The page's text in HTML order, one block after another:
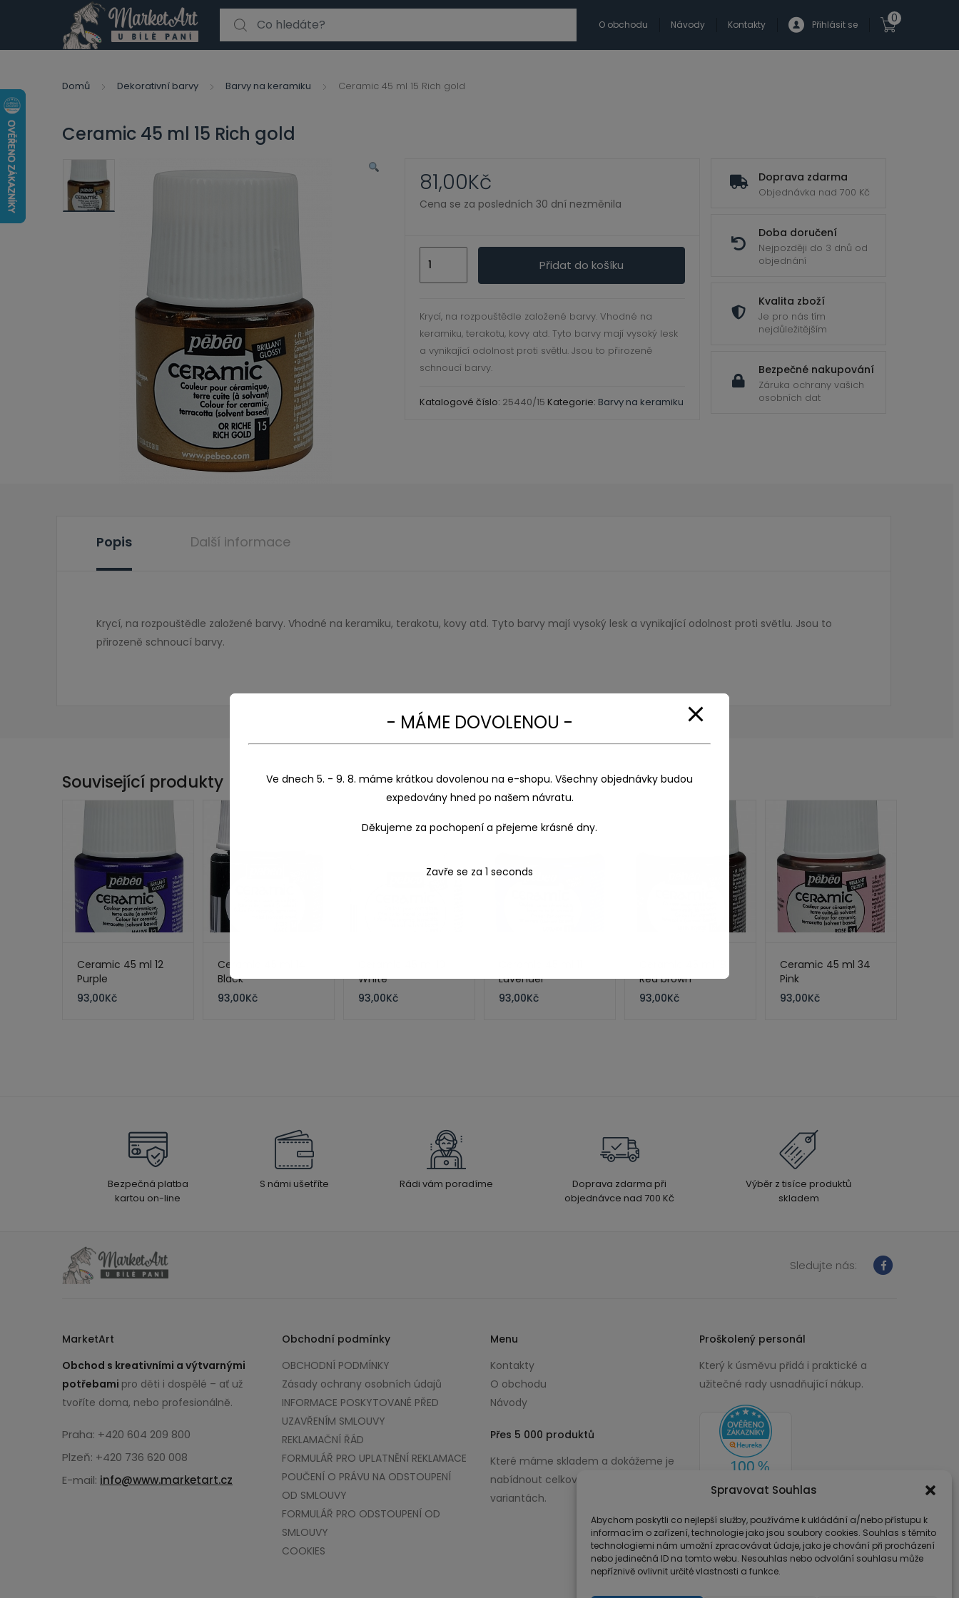
Spravovat Souhlas
Abychom poskytli co nejlepší služby, používáme k ukládání a/nebo přístupu k
informacím o zařízení, technologie jako jsou soubory cookies. Souhlas s těmito
technologiemi nám umožní zpracovávat údaje, jako je chování při procházení
nebo jedinečná ID na tomto webu. Nesouhlas nebo odvolání souhlasu může
nepříznivě ovlivnit určité vlastnosti a funkce.
Search for:
O obchodu Návody Kontakty Přihlásit se 0
Domů Dekorativní barvy Barvy na keramiku Ceramic 45 ml 15 Rich gold
Ceramic 45 ml 15 Rich gold
Doprava zdarma
Objednávka nad 700 Kč
Doba doručení
Nejpozději do 3 dnů od
objednání
Kvalita zboží
Je pro nás tím
nejdůležitějším
Bezpečné nakupování
Záruka ochrany vašich
osobních dat
81,00Kč
Cena se za posledních 30 dní nezměnila
15
Rich
gold
množství
Přidat do košíku
Krycí, na rozpouštědle založené barvy. Vhodné na
keramiku, terakotu, kovy atd. Tyto barvy mají vysoký lesk
a vynikající odolnost proti světlu. Jsou to přirozeně
schnoucí barvy.
Katalogové číslo: 25440/15 Kategorie: Barvy na keramiku
Popis Další informace
Krycí, na rozpouštědle založené barvy. Vhodné na keramiku, terakotu, kovy atd. Tyto barvy mají vysoký lesk a vynikající odolnost proti světlu. Jsou to
přirozeně schnoucí barvy.
Související produkty
Ceramic 45 ml 12
Purple
93,00Kč
Ceramic 45 ml 14
Black
93,00Kč
White
93,00Kč
Lavender
93,00Kč
Red brown
93,00Kč
Ceramic 45 ml 34
Pink
93,00Kč
Bezpečná platba
kartou on-line
S námi ušetříte Rádi vám poradíme
Doprava zdarma při
objednávce nad 700 Kč
Výběr z tisíce produktů
skladem
Sledujte nás:
MarketArt
Obchod s kreativními a výtvarnými
potřebami pro děti i dospělé – ať už
tvoříte doma, nebo profesionálně.
Praha: +420 604 209 800
Plzeň: +420 736 620 008
E-mail: info@www.marketart.cz
Obchodní podmínky
OBCHODNÍ PODMÍNKY
Zásady ochrany osobních údajů
INFORMACE POSKYTOVANÉ PŘED
UZAVŘENÍM SMLOUVY
REKLAMAČNÍ ŘÁD
FORMULÁŘ PRO UPLATNĚNÍ REKLAMACE
POUČENÍ O PRÁVU NA ODSTOUPENÍ
OD SMLOUVY
FORMULÁŘ PRO ODSTOUPENÍ OD
SMLOUVY
COOKIES
Menu
Kontakty
O obchodu
Návody
Přes 5 000 produktů
Které máme skladem a dokážeme je
nabídnout celkově až v 100 000
variantách.
Proškolený personál
Který k úsměvu přidá i praktické a
užitečné rady usnadňující nákup.
modal-check
- MÁME DOVOLENOU -
Ve dnech 5. - 9. 8. máme krátkou dovolenou na e-shopu. Všechny objednávky budou
expedovány hned po našem návratu.
Děkujeme za pochopení a přejeme krásné dny.
Zavře se za 1 seconds